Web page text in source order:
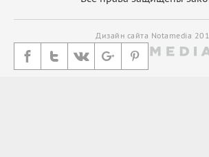
Дизайн сайта Notamedia